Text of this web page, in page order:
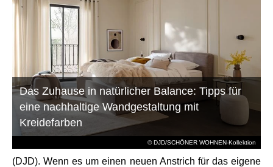
© DJD/SCHÖNER WOHNEN-Kollektion
Das Zuhause in natürlicher Balance: Tipps für
eine nachhaltige Wandgestaltung mit
Kreidefarben
(DJD). Wenn es um einen neuen Anstrich für das eigene